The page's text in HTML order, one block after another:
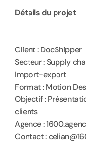
Détails du projet
Client : DocShipper
Secteur : Supply
Import-export
Format : Motion
Objectif :
clients
Agence :
Contact :